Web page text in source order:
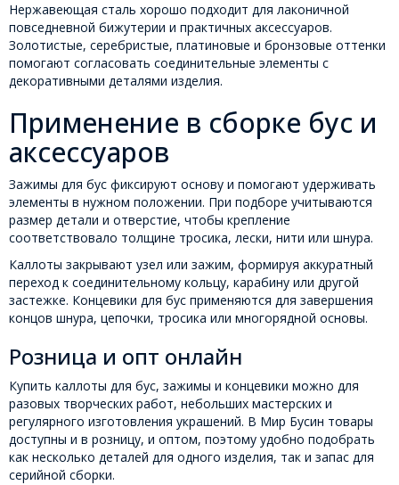
Нержавеющая сталь хорошо подходит для лаконичной
повседневной бижутерии и практичных аксессуаров.
Золотистые, серебристые, платиновые и бронзовые оттенки
помогают согласовать соединительные элементы с
декоративными деталями изделия.
Применение в сборке бус и
аксессуаров
Зажимы для бус фиксируют основу и помогают удерживать
элементы в нужном положении. При подборе учитываются
размер детали и отверстие, чтобы крепление
соответствовало толщине тросика, лески, нити или шнура.
Каллоты закрывают узел или зажим, формируя аккуратный
переход к соединительному кольцу, карабину или другой
застежке. Концевики для бус применяются для завершения
концов шнура, цепочки, тросика или многорядной основы.
Розница и опт онлайн
Купить каллоты для бус, зажимы и концевики можно для
разовых творческих работ, небольших мастерских и
регулярного изготовления украшений. В Мир Бусин товары
доступны и в розницу, и оптом, поэтому удобно подобрать
как несколько деталей для одного изделия, так и запас для
серийной сборки.